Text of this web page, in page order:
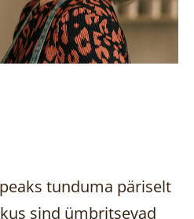
tunduma päriselt
sind ümbritsevad